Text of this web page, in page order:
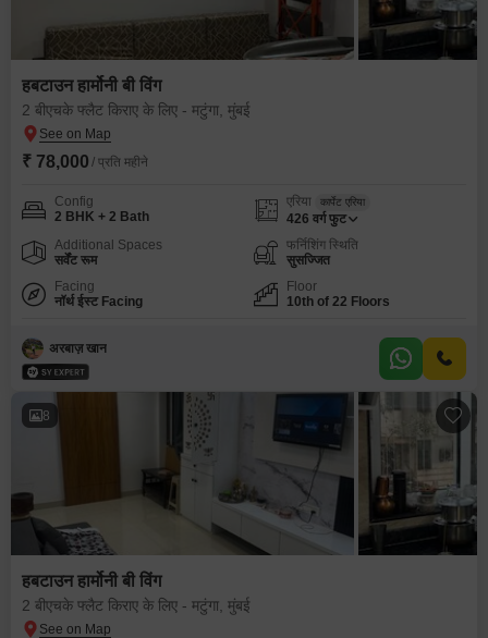
हबटाउन हार्मोनी बी विंग
2 बीएचके फ्लैट किराए के लिए - मटुंगा, मुंबई
₹ 78,000 / प्रति महीने
Config
2 BHK + 2 Bath
एरिया कार्पेट एरिया
426 वर्ग फुट
Additional Spaces
सर्वेंट रूम
फर्निशिंग स्थिति
सुसज्जित
Facing
नॉर्थ ईस्ट Facing
Floor
10th of 22 Floors
अरबाज़ खान
8
हबटाउन हार्मोनी बी विंग
2 बीएचके फ्लैट किराए के लिए - मटुंगा, मुंबई